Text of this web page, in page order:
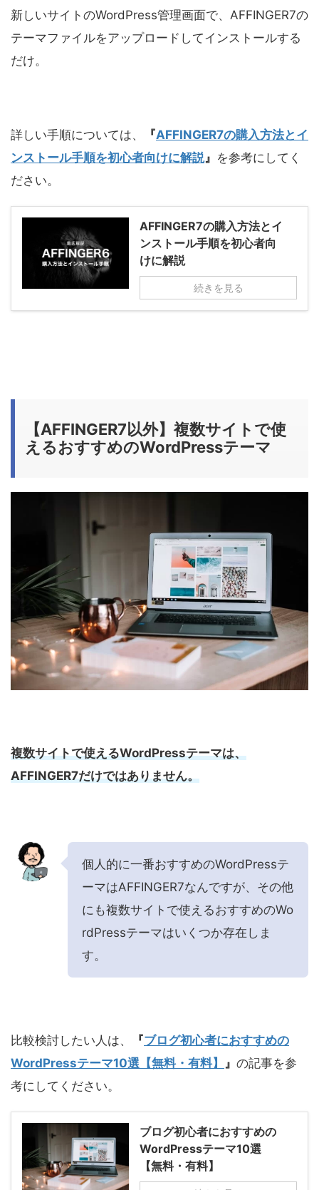
新しいサイトのWordPress管理画面で、AFFINGER7の
テーマファイルをアップロードしてインストールする
だけ。
詳しい手順については、 『AFFINGER7の購入方法とイ
ンストール手順を初心者向けに解説』 を参考にしてく
ださい。
AFFINGER7の購入方法とイ
ンストール手順を初心者向
けに解説
続きを見る
【AFFINGER7以外】複数サイトで使
えるおすすめのWordPressテーマ
複数サイトで使えるWordPressテーマは、
AFFINGER7だけではありません。
個人的に一番おすすめのWordPressテ
ーマはAFFINGER7なんですが、その他
にも複数サイトで使えるおすすめのWo
rdPressテーマはいくつか存在しま
す。
比較検討したい人は、 『ブログ初心者におすすめの
WordPressテーマ10選【無料・有料】
』 の記事を参
考にしてください。
ブログ初心者におすすめの
WordPressテーマ10選
【無料・有料】